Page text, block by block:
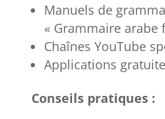
Manuels de
« Grammaire arabe
Chaînes YouTube
Applications
Conseils pratiques :